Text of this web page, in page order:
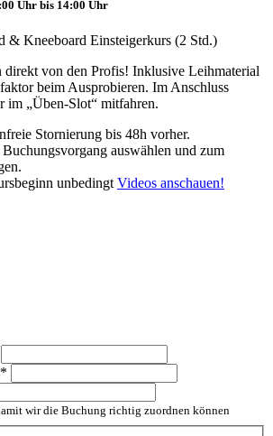
Uhr bis 14:00 Uhr
& Kneeboard Einsteigerkurs (2 Std.)
direkt von den Profis! Inklusive Leihmaterial
beim Ausprobieren. Im Anschluss
im „Üben-Slot“ mitfahren.
Stornierung bis 48h vorher.
auswählen und zum
unbedingt Videos anschauen!
*
wir die Buchung richtig zuordnen können